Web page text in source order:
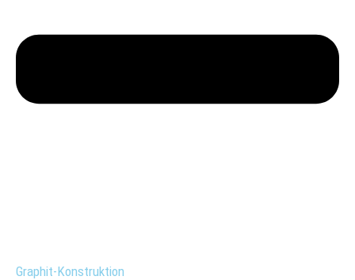
Graphit-Konstruktion